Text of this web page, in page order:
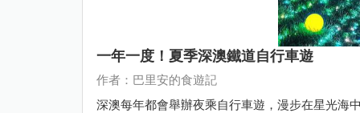
一年一度！夏季深澳鐵道自行車遊
作者：巴里安的食遊記
深澳每年都會舉辦夜乘自行車遊，漫步在星光海